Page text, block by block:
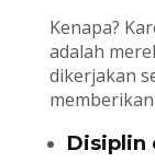
Kenapa?
adalah
dikerjakan
Disiplin